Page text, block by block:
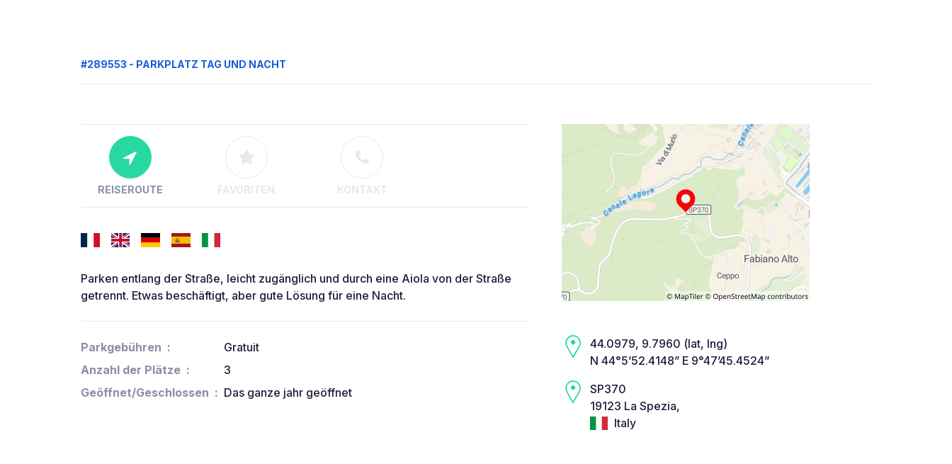
#289553 - PARKPLATZ TAG UND NACHT
REISEROUTE FAVORITEN KONTAKT
Parken entlang der Straße, leicht zugänglich und durch eine Aiola von der Straße
getrennt. Etwas beschäftigt, aber gute Lösung für eine Nacht.
Parkgebühren
Gratuit
Anzahl der Plätze
3
Geöffnet/Geschlossen
Das ganze jahr geöffnet
44.0979, 9.7960 (lat, lng)
N 44°5’52.4148” E 9°47’45.4524”
SP370
19123 La Spezia,
Italy